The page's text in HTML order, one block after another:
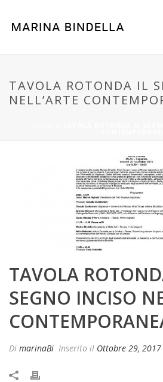
TAVOLA ROTONDA IL
NELL’ARTE
TAVOLA
SEGNO INCISO
Di marinaBi Inserito il Ottobre 29, 2017